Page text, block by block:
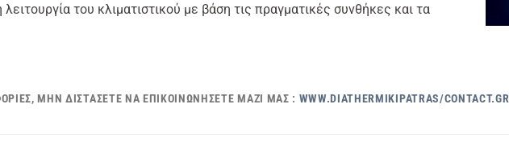
του κλιματιστικού με βάση τις πραγματικές συνθήκες και τα
ΜΗΝ ΔΙΣΤΆΣΕΤΕ ΝΑ ΕΠΙΚΟΙΝΩΝΉΣΕΤΕ ΜΑΖΊ ΜΑΣ : WWW.DIATHERMIKIPATRAS/CONTACT.GR